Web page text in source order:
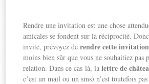
Rendre une invitation est une chose
amicales se fondent sur la réciprocité.
invite, prévoyez derendre cette
moins bien sûr que vous ne souhaitiez pas
relation. Dans ce cas-là, lalettre de
c’est un mail ou un sms) n’est toutefois pas